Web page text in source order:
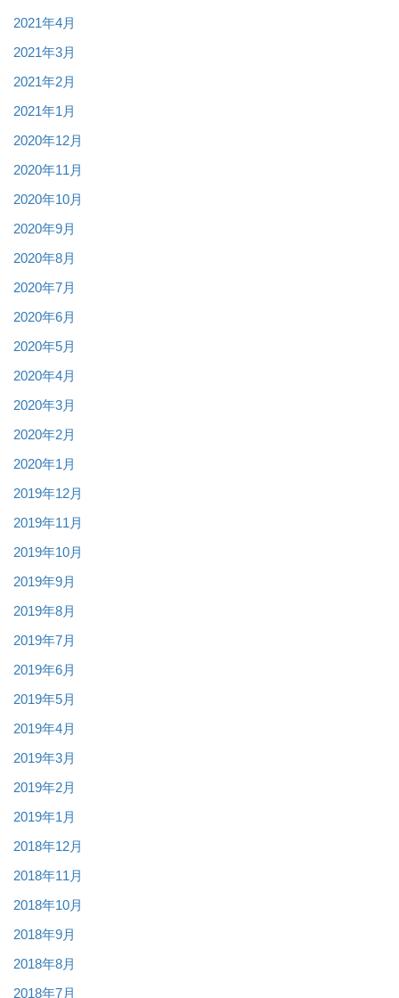
2021年4月
2021年3月
2021年2月
2021年1月
2020年12月
2020年11月
2020年10月
2020年9月
2020年8月
2020年7月
2020年6月
2020年5月
2020年4月
2020年3月
2020年2月
2020年1月
2019年12月
2019年11月
2019年10月
2019年9月
2019年8月
2019年7月
2019年6月
2019年5月
2019年4月
2019年3月
2019年2月
2019年1月
2018年12月
2018年11月
2018年10月
2018年9月
2018年8月
2018年7月